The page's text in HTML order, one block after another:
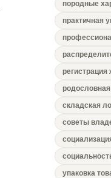
породные
практичная
складская
советы
упаковка